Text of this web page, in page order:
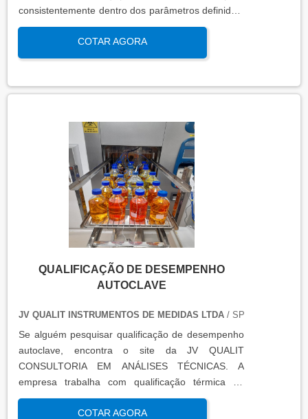
consistentemente dentro dos parâmetros definidos,
sob condições reais de uso. Esta qualificação
assegura que os processos atendem aos requisitos
regulatórios e de qualidade, garantindo segurança
COTAR AGORA
QUALIFICAÇÃO DE DESEMPENHO
AUTOCLAVE
JV QUALIT INSTRUMENTOS DE MEDIDAS LTDA/ SP
Se alguém pesquisar qualificação de desempenho
autoclave, encontra o site da JV QUALIT
CONSULTORIA EM ANÁLISES TÉCNICAS. A
empresa trabalha com qualificação térmica de
equipamentos e engenharia, disponibilizando o que
há de mais atual para garantir a qualidade final
COTAR AGORA